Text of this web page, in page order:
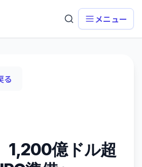
メニュー
る
1,200億ドル超